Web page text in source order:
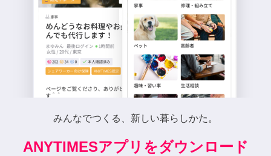
みんなでつくる、新しい暮らしかた。
ANYTIMESアプリをダウンロード